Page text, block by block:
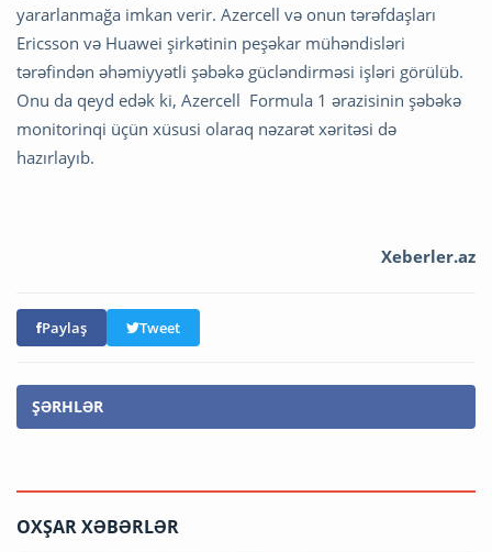
yararlanmağa imkan verir. Azercell və onun tərəfdaşları
Ericsson və Huawei şirkətinin peşəkar mühəndisləri
tərəfindən əhəmiyyətli şəbəkə gücləndirməsi işləri görülüb.
Onu da qeyd edək ki, Azercell Formula 1 ərazisinin şəbəkə
monitorinqi üçün xüsusi olaraq nəzarət xəritəsi də
hazırlayıb.
Xeberler.az
Paylaş Tweet
ŞƏRHLƏR
OXŞAR XƏBƏRLƏR